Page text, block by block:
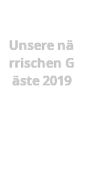
Unsere nä
rrischen G
äste 2019